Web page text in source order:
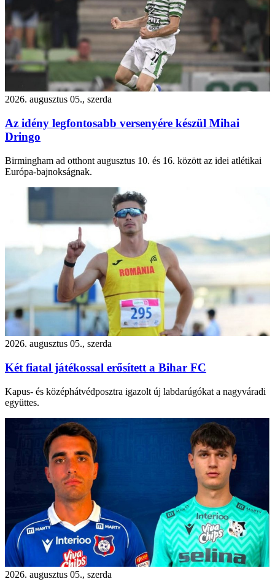
2026. augusztus 05., szerda
Az idény legfontosabb versenyére készül Mihai
Dringo
Birmingham ad otthont augusztus 10. és 16. között az idei atlétikai
Európa-bajnokságnak.
2026. augusztus 05., szerda
Két fiatal játékossal erősített a Bihar FC
Kapus- és középhátvédposztra igazolt új labdarúgókat a nagyváradi
együttes.
2026. augusztus 05., szerda